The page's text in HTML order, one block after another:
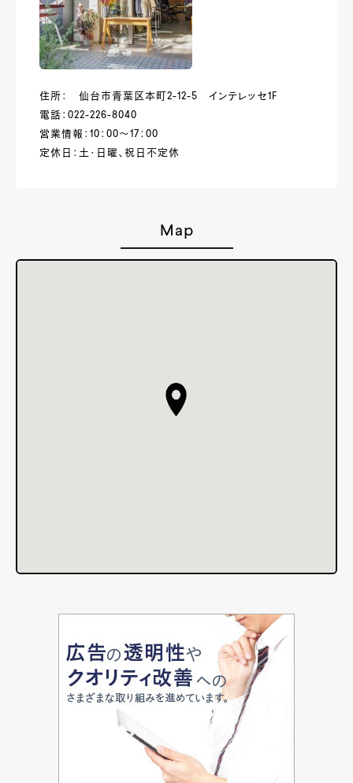
住所： 仙台市青葉区本町2-12-5 インテレッセ1F
電話：022-226-8040
営業情報：10：00～17：00
定休日：土・日曜、祝日不定休
Map